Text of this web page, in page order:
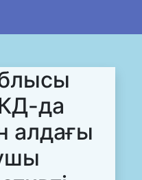
да
алдағы